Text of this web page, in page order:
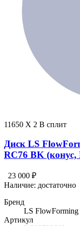
11650 X 2 В сплит
Диск LS
RC76 BK
23 000 ₽
Наличие: достаточно
Бренд
LS FlowForming
Артикул